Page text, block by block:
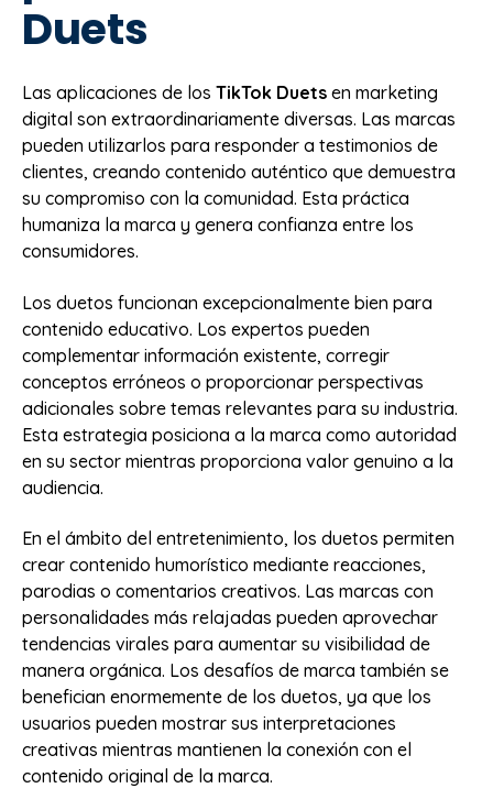
Duets
Las aplicaciones de los TikTok Duets en marketing
digital son extraordinariamente diversas. Las marcas
pueden utilizarlos para responder a testimonios de
clientes, creando contenido auténtico que demuestra
su compromiso con la comunidad. Esta práctica
humaniza la marca y genera confianza entre los
consumidores.
Los duetos funcionan excepcionalmente bien para
contenido educativo. Los expertos pueden
complementar información existente, corregir
conceptos erróneos o proporcionar perspectivas
adicionales sobre temas relevantes para su industria.
Esta estrategia posiciona a la marca como autoridad
en su sector mientras proporciona valor genuino a la
audiencia.
En el ámbito del entretenimiento, los duetos permiten
crear contenido humorístico mediante reacciones,
parodias o comentarios creativos. Las marcas con
personalidades más relajadas pueden aprovechar
tendencias virales para aumentar su visibilidad de
manera orgánica. Los desafíos de marca también se
benefician enormemente de los duetos, ya que los
usuarios pueden mostrar sus interpretaciones
creativas mientras mantienen la conexión con el
contenido original de la marca.